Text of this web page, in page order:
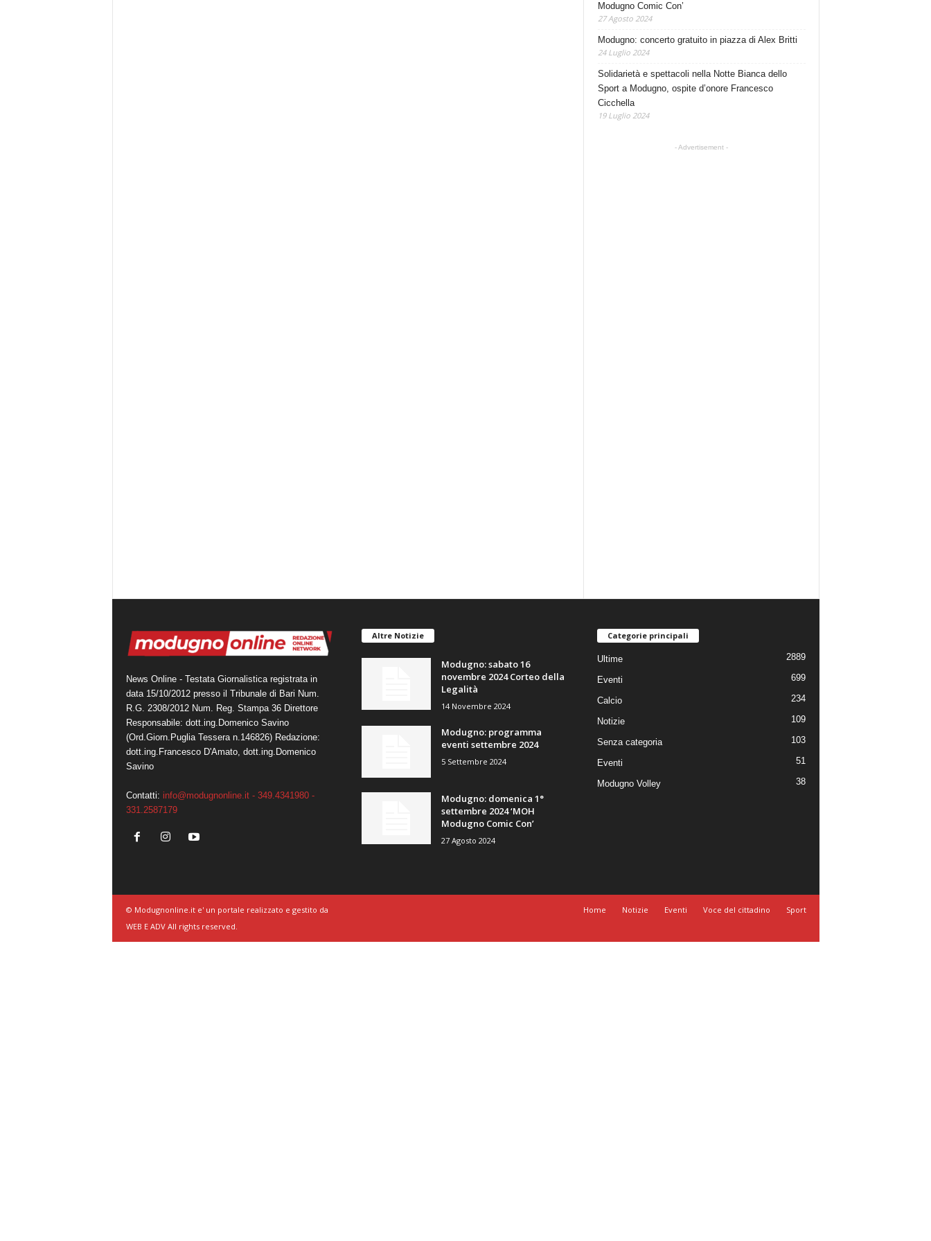
Modugno Comic Con’
27 Agosto 2024
Modugno: concerto gratuito in piazza di Alex Britti
24 Luglio 2024
Solidarietà e spettacoli nella Notte Bianca dello
Sport a Modugno, ospite d’onore Francesco
Cicchella
19 Luglio 2024
- Advertisement -
News Online - Testata Giornalistica registrata in
data 15/10/2012 presso il Tribunale di Bari Num.
R.G. 2308/2012 Num. Reg. Stampa 36 Direttore
Responsabile: dott.ing.Domenico Savino
(Ord.Giorn.Puglia Tessera n.146826) Redazione:
dott.ing.Francesco D'Amato, dott.ing.Domenico
Savino
Contatti: info@modugnonline.it - 349.4341980 -
331.2587179
Altre Notizie
Modugno: sabato 16
novembre 2024 Corteo della
Legalità
14 Novembre 2024
Modugno: programma
eventi settembre 2024
5 Settembre 2024
Modugno: domenica 1°
settembre 2024 ‘MOH
Modugno Comic Con’
27 Agosto 2024
Categorie principali
Ultime 2889
Eventi 699
Calcio 234
Notizie 109
Senza categoria 103
Eventi 51
Modugno Volley 38
Home Notizie Eventi Voce del cittadino Sport
© Modugnonline.it e' un portale realizzato e gestito da
WEB E ADV All rights reserved.